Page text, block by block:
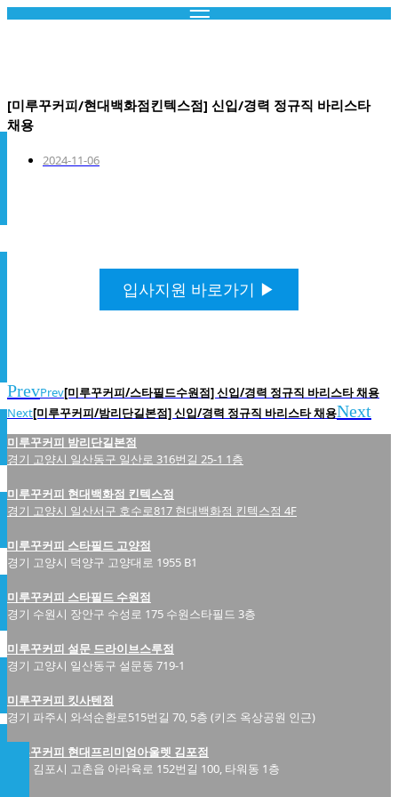
너
뛰
[미루꾸커피/현대백화점킨텍스점] 신입/경력 정규직 바리스타
채용
2024-11-06
입사지원 바로가기 ▶
PrevPrev[미루꾸커피/스타필드수원점] 신입/경력 정규직 바리스타 채용
Next[미루꾸커피/밤리단길본점] 신입/경력 정규직 바리스타 채용Next
미루꾸커피 밤리단길본점
경기 고양시 일산동구 일산로 316번길 25-1 1층
미루꾸커피 현대백화점 킨텍스점
경기 고양시 일산서구 호수로817 현대백화점 킨텍스점 4F
미루꾸커피 스타필드 고양점
경기 고양시 덕양구 고양대로 1955 B1
미루꾸커피 스타필드 수원점
경기 수원시 장안구 수성로 175 수원스타필드 3층
미루꾸커피 설문 드라이브스루점
경기 고양시 일산동구 설문동 719-1
미루꾸커피 킷사텐점
경기 파주시 와석순환로515번길 70, 5층 (키즈 옥상공원 인근)
미루꾸커피 현대프리미엄아울렛 김포점
경기 김포시 고촌읍 아라육로 152번길 100, 타워동 1층